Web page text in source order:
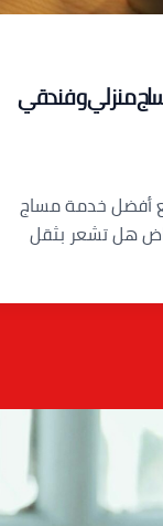
منزلي و فندقي
أفضل خدمة مساج
هل تشعر بثقل